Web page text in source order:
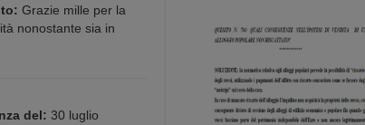
Grazie mille per la
nonostante sia in
del: 30 luglio